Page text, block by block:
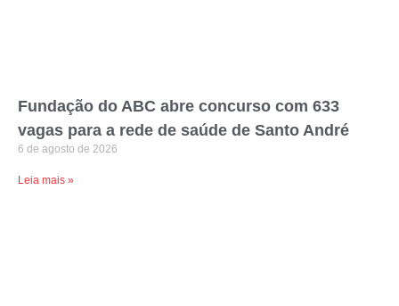
Fundação do ABC abre concurso com 633
vagas para a rede de saúde de Santo André
6 de agosto de 2026
Leia mais »